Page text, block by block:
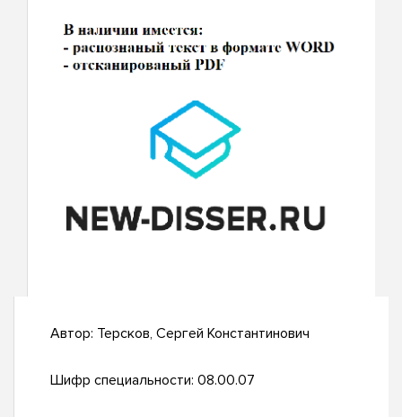
Автор: Терсков, Сергей Константинович
Шифр специальности: 08.00.07